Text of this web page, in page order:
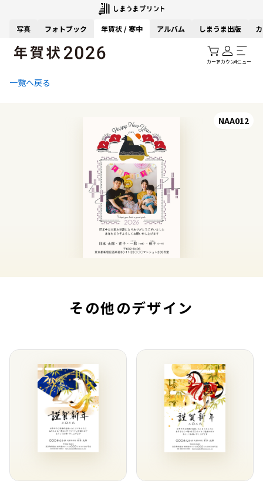
写真 フォトブック 年賀状 / 寒中 アルバム しまうま出版
カートアカウントメニュー
一覧へ戻る
NAA012
その他のデザイン